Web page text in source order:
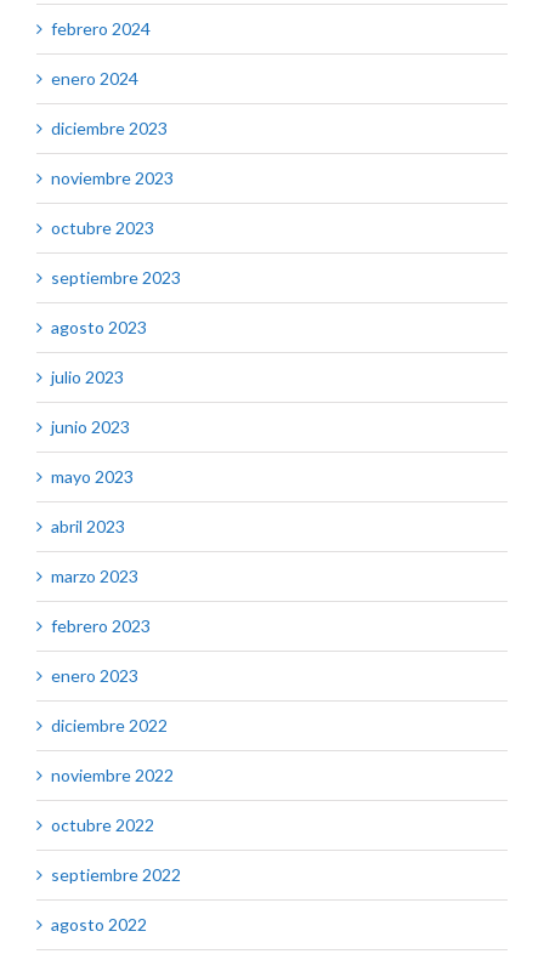
febrero 2024
enero 2024
diciembre 2023
noviembre 2023
octubre 2023
septiembre 2023
agosto 2023
julio 2023
junio 2023
mayo 2023
abril 2023
marzo 2023
febrero 2023
enero 2023
diciembre 2022
noviembre 2022
octubre 2022
septiembre 2022
agosto 2022